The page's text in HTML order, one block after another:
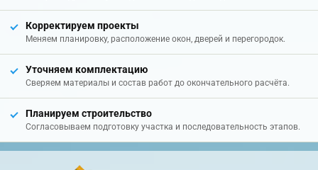
Корректируем проекты
Меняем планировку, расположение окон, дверей и перегородок.
Уточняем комплектацию
Сверяем материалы и состав работ до окончательного расчёта.
Планируем строительство
Согласовываем подготовку участка и последовательность этапов.